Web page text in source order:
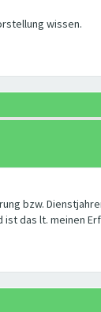
wissen.
bzw.
das lt. meinen